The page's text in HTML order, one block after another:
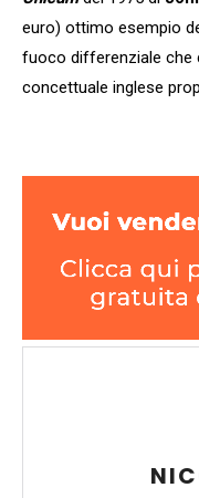
euro) ottimo esempio
fuoco differenziale che
concettuale inglese